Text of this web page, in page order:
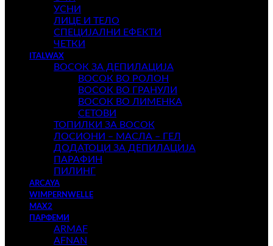
УСНИ
ЛИЦЕ И ТЕЛО
СПЕЦИЈАЛНИ ЕФЕКТИ
ЧЕТКИ
ITALWAX
ВОСОК ЗА ДЕПИЛАЦИЈА
ВОСОК ВО РОЛОН
ВОСОК ВО ГРАНУЛИ
ВОСОК ВО ЛИМЕНКА
СЕТОВИ
ТОПИЛКИ ЗА ВОСОК
ЛОСИОНИ – МАСЛА – ГЕЛ
ДОДАТОЦИ ЗА ДЕПИЛАЦИЈА
ПАРАФИН
ПИЛИНГ
ARCAYA
WIMPERNWELLE
MAX2
ПАРФЕМИ
ARMAF
AFNAN